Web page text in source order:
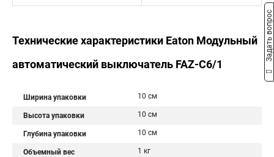
Технические характеристики Eaton Модульный
автоматический выключатель FAZ-C6/1
Ширина упаковки 10 см
Высота упаковки 10 см
Глубина упаковки 10 см
Объемный вес 1 кг
Задать вопрос